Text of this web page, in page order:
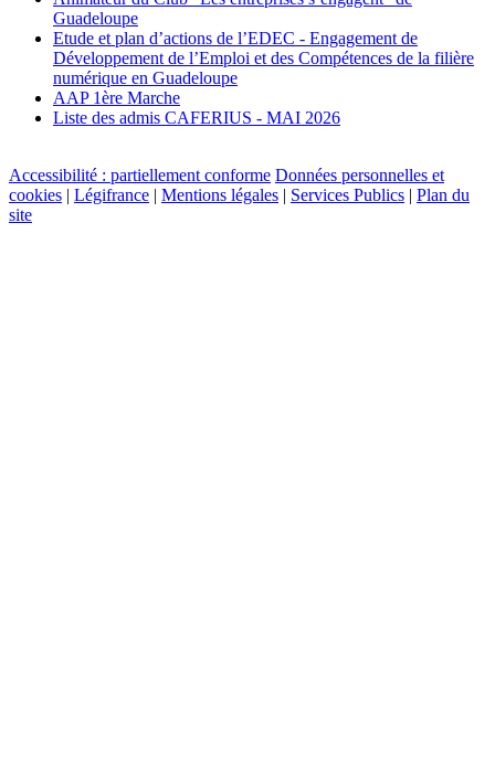
Guadeloupe
Etude et plan d’actions de l’EDEC - Engagement de
Développement de l’Emploi et des Compétences de la filière
numérique en Guadeloupe
AAP 1ère Marche
Liste des admis CAFERIUS - MAI 2026
Accessibilité : partiellement conforme Données personnelles et
cookies | Légifrance | Mentions légales | Services Publics | Plan du
site